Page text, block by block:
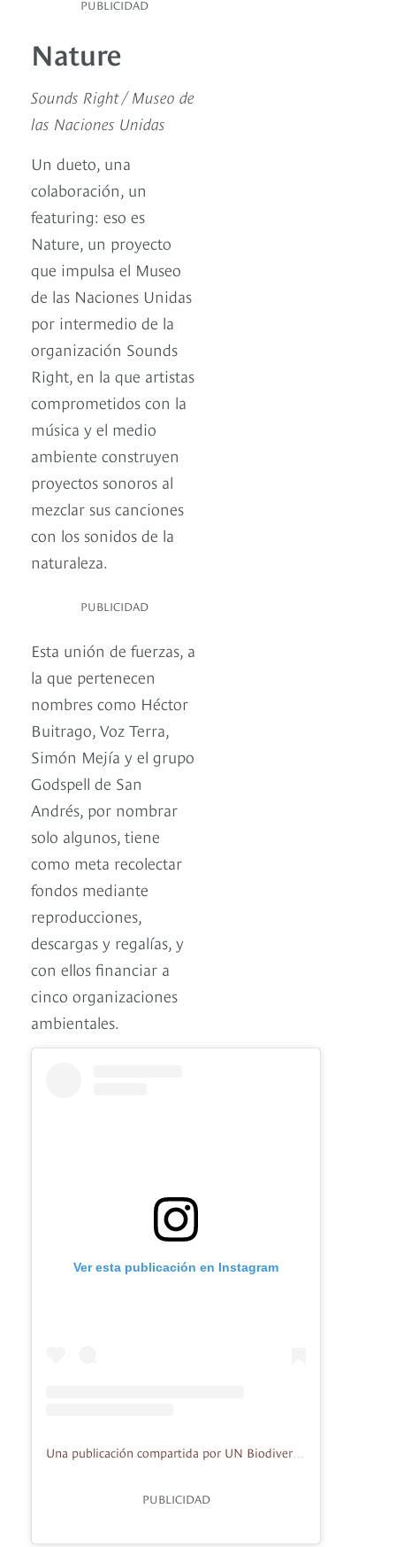
PUBLICIDAD
Nature
Sounds Right / Museo de
las Naciones Unidas
Un dueto, una
colaboración, un
featuring: eso es
Nature, un proyecto
que impulsa el Museo
de las Naciones Unidas
por intermedio de la
organización Sounds
Right, en la que artistas
comprometidos con la
música y el medio
ambiente construyen
proyectos sonoros al
mezclar sus canciones
con los sonidos de la
naturaleza.
PUBLICIDAD
Esta unión de fuerzas, a
la que pertenecen
nombres como Héctor
Buitrago, Voz Terra,
Simón Mejía y el grupo
Godspell de San
Andrés, por nombrar
solo algunos, tiene
como meta recolectar
fondos mediante
reproducciones,
descargas y regalías, y
con ellos financiar a
cinco organizaciones
ambientales.
Ver esta publicación en Instagram
PUBLICIDAD